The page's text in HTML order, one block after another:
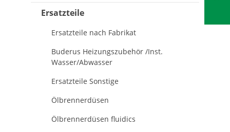
Ersatzteile
Ersatzteile nach Fabrikat
Buderus Heizungszubehör /Inst.
Wasser/Abwasser
Ersatzteile Sonstige
Ölbrennerdüsen
Ölbrennerdüsen fluidics